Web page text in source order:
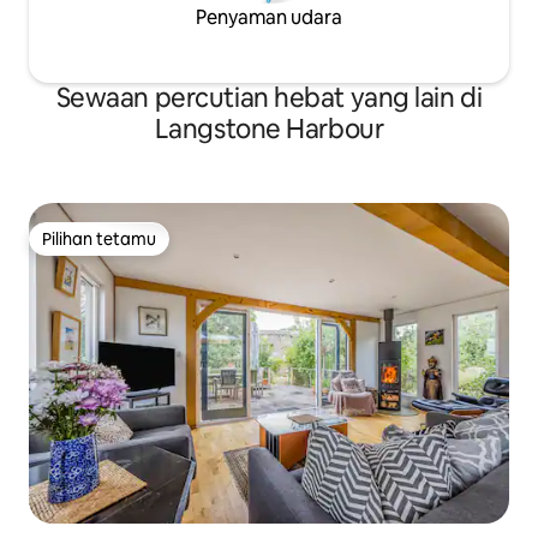
Penyaman udara
Sewaan percutian hebat yang lain di
Langstone Harbour
Pilihan tetamu
Pilihan tetamu